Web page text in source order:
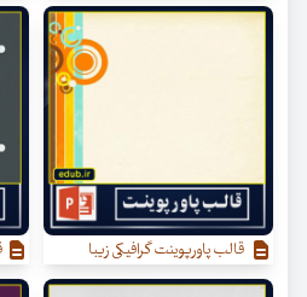
قالب پاورپوینت گرافیکی زیبا